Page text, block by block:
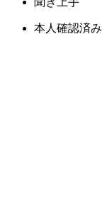
本人確認済み